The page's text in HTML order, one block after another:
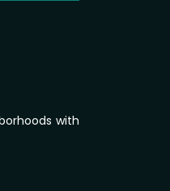
with